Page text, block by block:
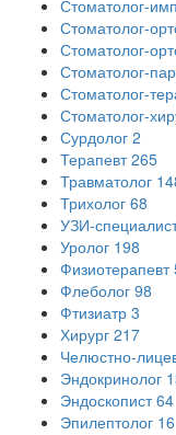
Стоматолог-
Стоматолог-
Стоматолог-
Стоматолог-
Стоматолог-
Стоматолог-
Сурдолог 2
Терапевт 265
Травматолог
Трихолог 68
УЗИ-
Уролог 198
Физиотерапевт
Флеболог 98
Фтизиатр 3
Хирург 217
Челюстно-
Эндокринолог
Эндоскопист 64
Эпилептолог 16